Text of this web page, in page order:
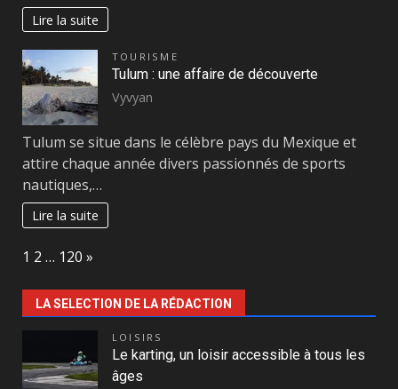
Lire la suite
TOURISME
Tulum : une affaire de découverte
Vyvyan
Tulum se situe dans le célèbre pays du Mexique et
attire chaque année divers passionnés de sports
nautiques,…
Lire la suite
Page:
1 2 … 120 Next
»
LA SELECTION DE LA RÉDACTION
LOISIRS
Le karting, un loisir accessible à tous les
âges